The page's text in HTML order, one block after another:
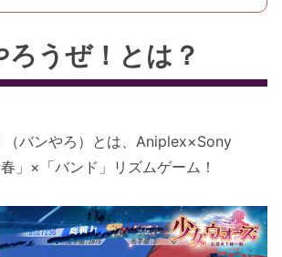
うぜ！とは？
（バンやろ）とは、Aniplex×Sony
」×「バンド」リズムゲーム！